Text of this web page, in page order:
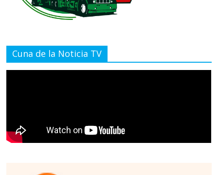
Cuna de la Noticia TV